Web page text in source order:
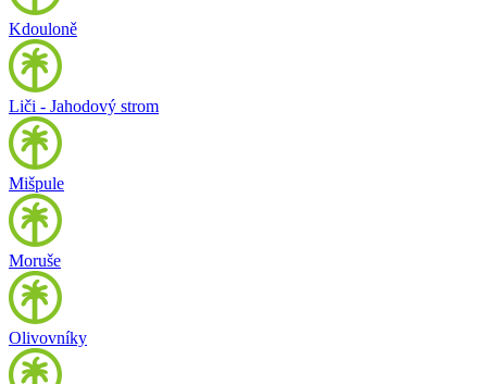
Kdouloně
Liči - Jahodový strom
Mišpule
Moruše
Olivovníky